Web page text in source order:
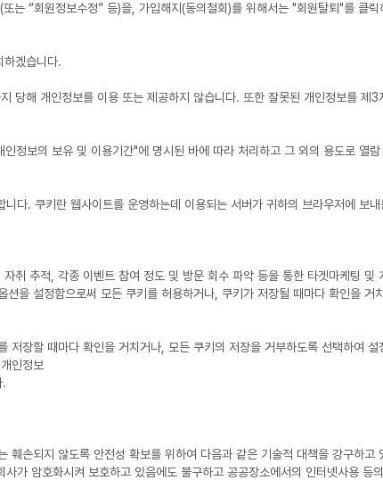
는 “회원정보수정” 등)을, 가입해지(동의철회)를 위해서는 "회원탈퇴"를 클
하겠습니다.
당해 개인정보를 이용 또는 제공하지 않습니다. 또한 잘못된 개인정보를 제
정보의 보유 및 이용기간"에 명시된 바에 따라 처리하고 그 외의 용도로 열
. 쿠키란 웹사이트를 운영하는데 이용되는 서버가 귀하의 브라우저에 보
취 추적, 각종 이벤트 참여 정도 및 방문 회수 파악 등을 통한 타겟마케팅 및
을 설정함으로써 모든 쿠키를 허용하거나, 쿠키가 저장될 때마다 확인을
장할 때마다 확인을 거치거나, 모든 쿠키의 저장을 거부하도록 선택하여 설
인정보
.
손되지 않도록 안전성 확보를 위하여 다음과 같은 기술적 대책을 강구하고
가 암호화시켜 보호하고 있음에도 불구하고 공공장소에서의 인터넷사용